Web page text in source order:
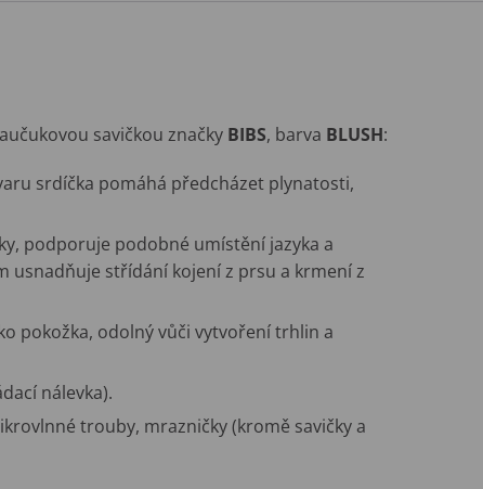
savičkou značky BIBS, barva BLUSH:
srdíčka pomáhá předcházet plynatosti,
podporuje podobné umístění jazyka a
usnadňuje střídání kojení z prsu a krmení z
pokožka, odolný vůči vytvoření trhlin a
nálevka).
trouby, mrazničky (kromě savičky a